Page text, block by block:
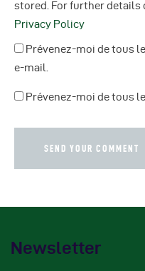
stored. For further details
Privacy Policy
Prévenez-moi de tous
e-mail.
Prévenez-moi de tous
Newsletter